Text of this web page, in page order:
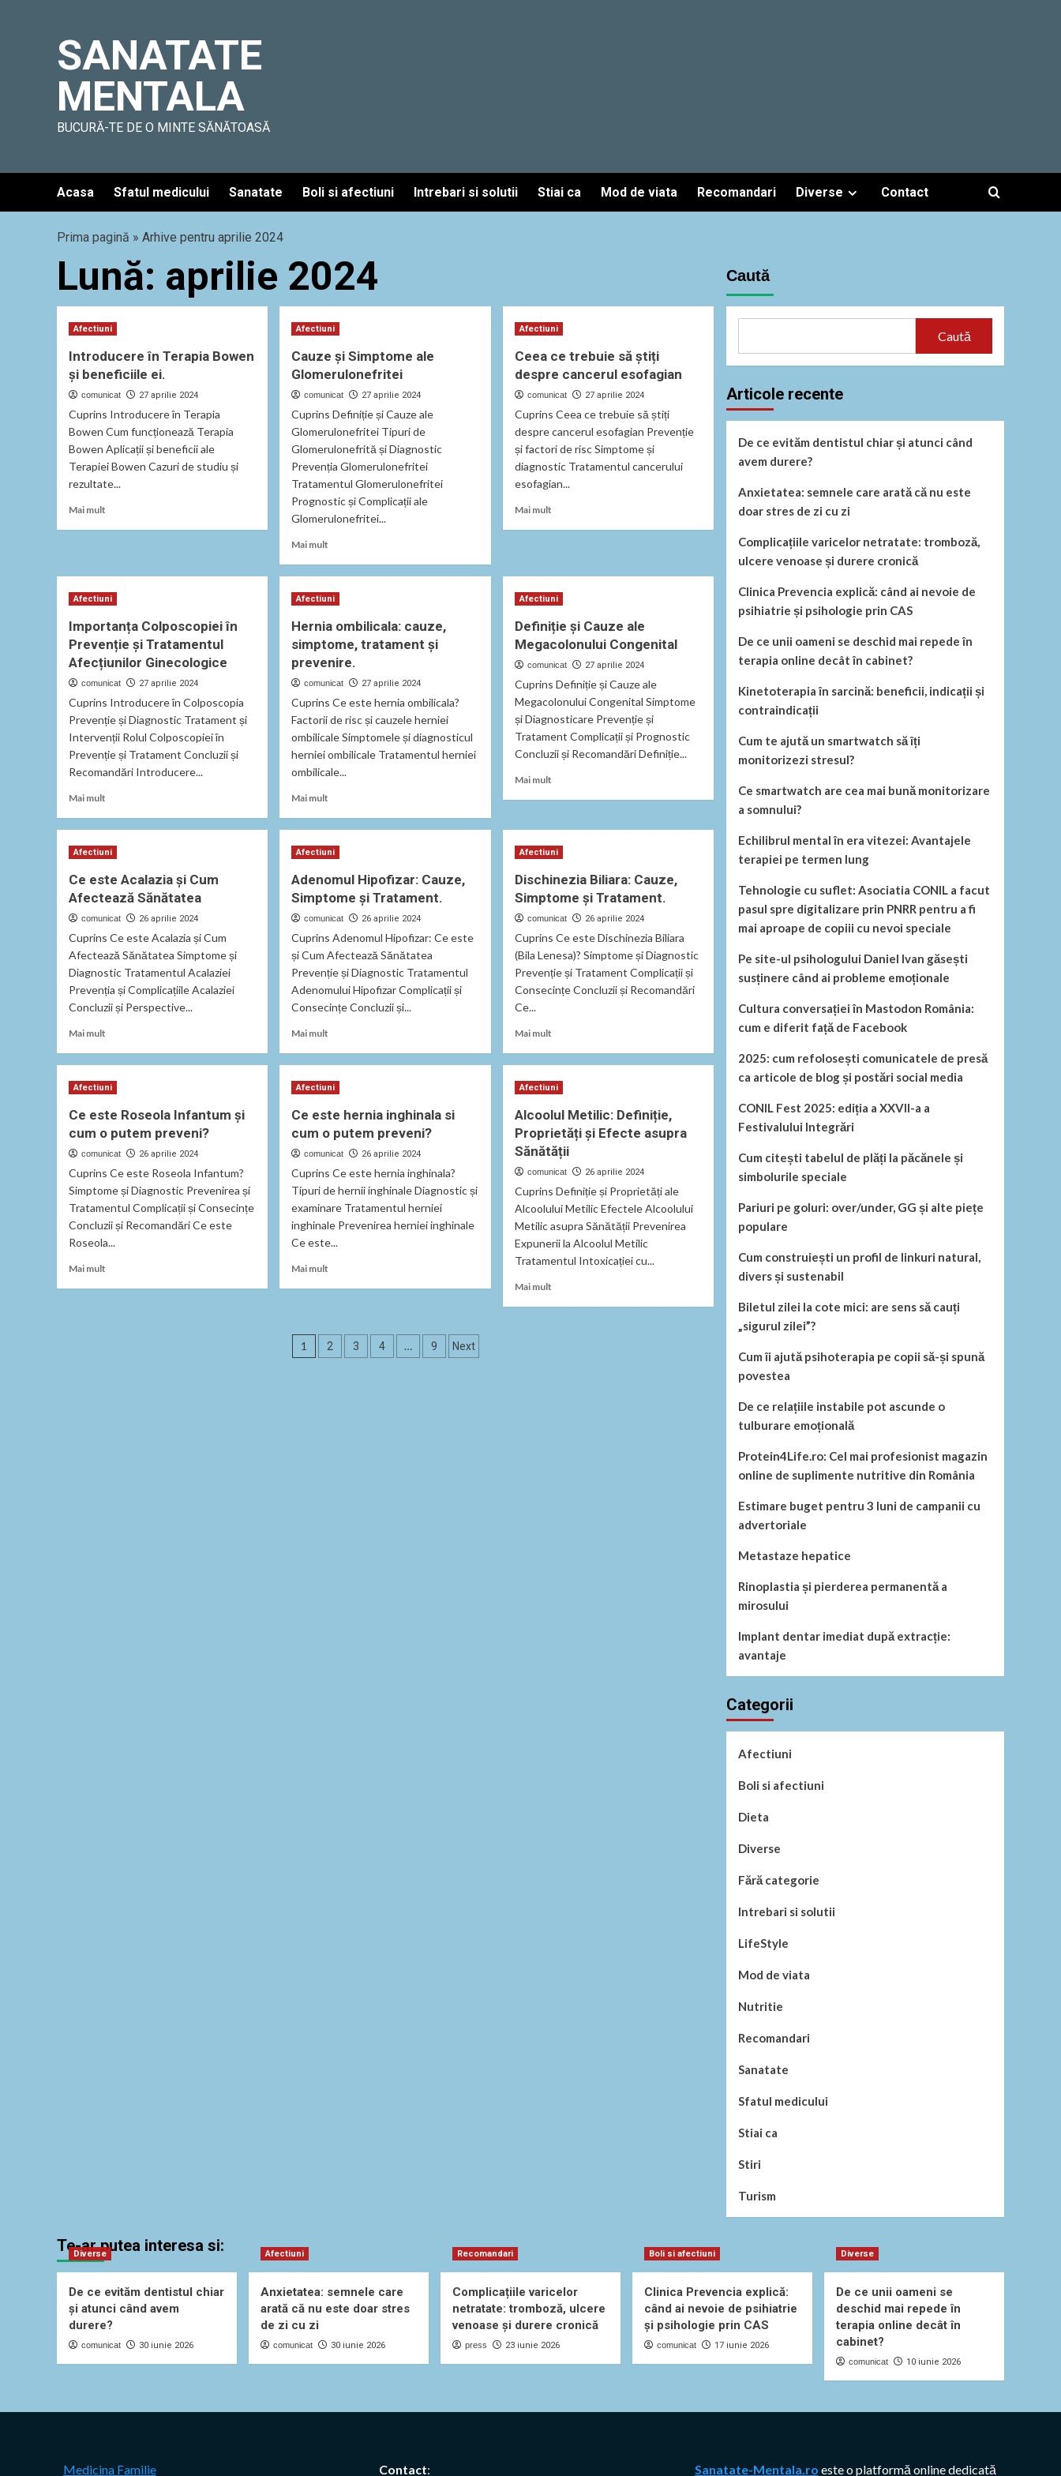
SANATATE
MENTALA
BUCURĂ-TE DE O MINTE SĂNĂTOASĂ
Acasa Sfatul medicului Sanatate Boli si afectiuni Intrebari si solutii Stiai ca Mod de viata Recomandari Diverse Contact
Prima pagină » Arhive pentru aprilie 2024
Lună: aprilie 2024
Afectiuni
Introducere în Terapia Bowen
și beneficiile ei.
comunicat 27 aprilie 2024
Cuprins Introducere în Terapia
Bowen Cum funcționează Terapia
Bowen Aplicații și beneficii ale
Terapiei Bowen Cazuri de studiu și
rezultate...
Mai mult
Bowen
beneficiile
ei.
Afectiuni
Cauze și Simptome ale
Glomerulonefritei
comunicat 27 aprilie 2024
Cuprins Definiție și Cauze ale
Glomerulonefritei Tipuri de
Glomerulonefrită și Diagnostic
Prevenția Glomerulonefritei
Tratamentul Glomerulonefritei
Prognostic și Complicații ale
Glomerulonefritei...
Mai mult
și
ale
Glomerulonefritei
Afectiuni
Ceea ce trebuie să știți
despre cancerul esofagian
comunicat 27 aprilie 2024
Cuprins Ceea ce trebuie să știți
despre cancerul esofagian Prevenție
și factori de risc Simptome și
diagnostic Tratamentul cancerului
esofagian...
Mai multRead
să
despre
cancerul
esofagian
Afectiuni
Importanța Colposcopiei în
Prevenție și Tratamentul
Afecțiunilor Ginecologice
comunicat 27 aprilie 2024
Cuprins Introducere în Colposcopia
Prevenție și Diagnostic Tratament și
Intervenții Rolul Colposcopiei în
Prevenție și Tratament Concluzii și
Recomandări Introducere...
Mai mult
Colposcopiei
Prevenție
și
Tratamentul
Ginecologice
Afectiuni
Hernia ombilicala: cauze,
simptome, tratament și
prevenire.
comunicat 27 aprilie 2024
Cuprins Ce este hernia ombilicala?
Factorii de risc și cauzele herniei
ombilicale Simptomele și diagnosticul
herniei ombilicale Tratamentul herniei
ombilicale...
Mai mult
ombilicala:
simptome,
tratament
și
Afectiuni
Definiție și Cauze ale
Megacolonului Congenital
comunicat 27 aprilie 2024
Cuprins Definiție și Cauze ale
Megacolonului Congenital Simptome
și Diagnosticare Prevenție și
Tratament Complicații și Prognostic
Concluzii și Recomandări Definiție...
Mai multRead
Cauze
Megacolonului
Congenital
Afectiuni
Ce este Acalazia și Cum
Afectează Sănătatea
comunicat 26 aprilie 2024
Cuprins Ce este Acalazia și Cum
Afectează Sănătatea Simptome și
Diagnostic Tratamentul Acalaziei
Prevenția și Complicațiile Acalaziei
Concluzii și Perspective...
Mai mult
este
și
Cum
Afectează
Afectiuni
Adenomul Hipofizar: Cauze,
Simptome și Tratament.
comunicat 26 aprilie 2024
Cuprins Adenomul Hipofizar: Ce este
și Cum Afectează Sănătatea
Prevenție și Diagnostic Tratamentul
Adenomului Hipofizar Complicații și
Consecințe Concluzii și...
Mai mult
Hipofizar:
Simptome
și
Tratament.
Afectiuni
Dischinezia Biliara: Cauze,
Simptome și Tratament.
comunicat 26 aprilie 2024
Cuprins Ce este Dischinezia Biliara
(Bila Lenesa)? Simptome și Diagnostic
Prevenție și Tratament Complicații și
Consecințe Concluzii și Recomandări
Ce...
Mai multRead
Biliara:
Simptome
și
Tratament.
Afectiuni
Ce este Roseola Infantum și
cum o putem preveni?
comunicat 26 aprilie 2024
Cuprins Ce este Roseola Infantum?
Simptome și Diagnostic Prevenirea și
Tratamentul Complicații și Consecințe
Concluzii și Recomandări Ce este
Roseola...
Mai mult
Afectiuni
Ce este hernia inghinala si
cum o putem preveni?
comunicat 26 aprilie 2024
Cuprins Ce este hernia inghinala?
Tipuri de hernii inghinale Diagnostic și
examinare Tratamentul herniei
inghinale Prevenirea herniei inghinale
Ce este...
Mai mult
hernia
inghinala
Afectiuni
Alcoolul Metilic: Definiție,
Proprietăți și Efecte asupra
Sănătății
comunicat 26 aprilie 2024
Cuprins Definiție și Proprietăți ale
Alcoolului Metilic Efectele Alcoolului
Metilic asupra Sănătății Prevenirea
Expunerii la Alcoolul Metilic
Tratamentul Intoxicației cu...
Mai multRead
Paginație
1 2 3 4 … 9 Next
Caută
Caută
Articole recente
De ce evităm dentistul chiar și atunci când
avem durere?
Anxietatea: semnele care arată că nu este
doar stres de zi cu zi
Complicațiile varicelor netratate: tromboză,
ulcere venoase și durere cronică
Clinica Prevencia explică: când ai nevoie de
psihiatrie și psihologie prin CAS
De ce unii oameni se deschid mai repede în
terapia online decât în cabinet?
Kinetoterapia în sarcină: beneficii, indicații și
contraindicații
Cum te ajută un smartwatch să îți
monitorizezi stresul?
Ce smartwatch are cea mai bună monitorizare
a somnului?
Echilibrul mental în era vitezei: Avantajele
terapiei pe termen lung
Tehnologie cu suflet: Asociatia CONIL a facut
pasul spre digitalizare prin PNRR pentru a fi
mai aproape de copiii cu nevoi speciale
Pe site-ul psihologului Daniel Ivan găsești
susținere când ai probleme emoționale
Cultura conversației în Mastodon România:
cum e diferit față de Facebook
2025: cum refolosești comunicatele de presă
ca articole de blog și postări social media
CONIL Fest 2025: ediția a XXVII-a a
Festivalului Integrări
Cum citești tabelul de plăți la păcănele și
simbolurile speciale
Pariuri pe goluri: over/under, GG și alte piețe
populare
Cum construiești un profil de linkuri natural,
divers și sustenabil
Biletul zilei la cote mici: are sens să cauți
„sigurul zilei”?
Cum îi ajută psihoterapia pe copii să-și spună
povestea
De ce relațiile instabile pot ascunde o
tulburare emoțională
Protein4Life.ro: Cel mai profesionist magazin
online de suplimente nutritive din România
Estimare buget pentru 3 luni de campanii cu
advertoriale
Metastaze hepatice
Rinoplastia și pierderea permanentă a
mirosului
Implant dentar imediat după extracție:
avantaje
Categorii
Afectiuni
Boli si afectiuni
Dieta
Diverse
Fără categorie
Intrebari si solutii
LifeStyle
Mod de viata
Nutritie
Recomandari
Sanatate
Sfatul medicului
Stiai ca
Stiri
Turism
Te-ar putea interesa si:
Diverse
De ce evităm dentistul chiar
și atunci când avem
durere?
comunicat 30 iunie 2026
Afectiuni
Anxietatea: semnele care
arată că nu este doar stres
de zi cu zi
comunicat 30 iunie 2026
Recomandari
Complicațiile varicelor
netratate: tromboză, ulcere
venoase și durere cronică
press 23 iunie 2026
Boli si afectiuni
Clinica Prevencia explică:
când ai nevoie de psihiatrie
și psihologie prin CAS
comunicat 17 iunie 2026
Diverse
De ce unii oameni se
deschid mai repede în
terapia online decât în
cabinet?
comunicat 10 iunie 2026
Medicina Familie Contact: Sanatate-Mentala.ro este o platformă online dedicată